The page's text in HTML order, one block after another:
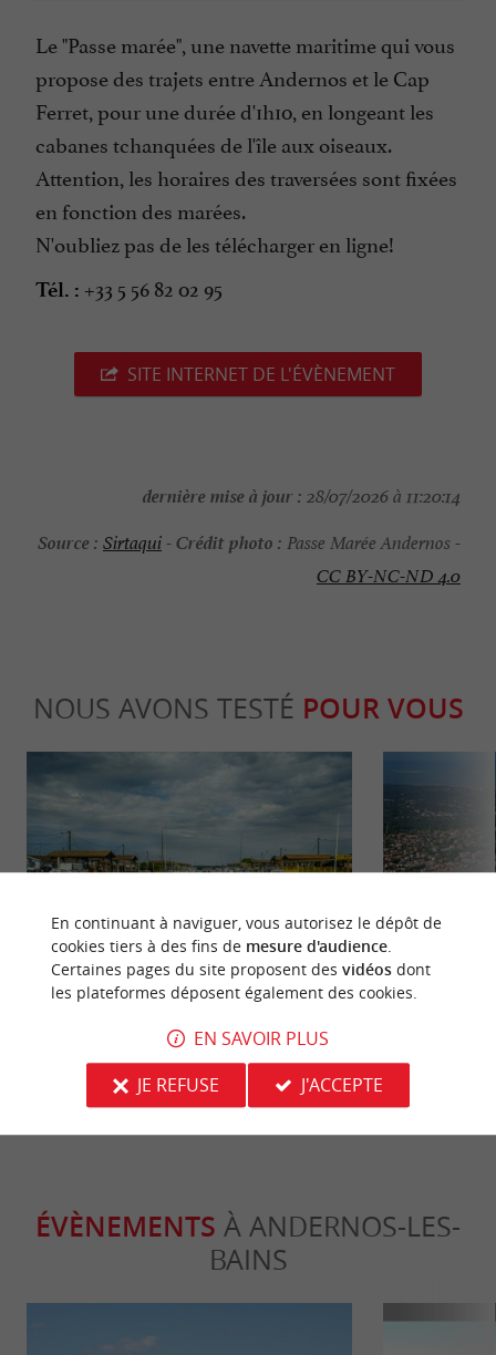
Le "Passe marée", une navette maritime qui vous
propose des trajets entre Andernos et le Cap
Ferret, pour une durée d'1h10, en longeant les
cabanes tchanquées de l'île aux oiseaux.
Attention, les horaires des traversées sont fixées
en fonction des marées.
N'oubliez pas de les télécharger en ligne!
Tél. : +33 5 56 82 02 95
SITE INTERNET DE L'ÉVÈNEMENT
dernière mise à jour : 28/07/2026 à 11:20:14
Source : Sirtaqui-Crédit photo : Passe Marée Andernos -
CC BY-NC-ND 4.0
NOUS AVONS TESTÉ POUR VOUS
Visiter Andernos-les-Bains et ses ports
Incontournable
Top 10 des
ÉVÈNEMENTS À ANDERNOS-LES-
BAINS
En continuant à naviguer, vous autorisez le dépôt de
cookies tiers à des fins de mesure d'audience.
Certaines pages du site proposent des vidéosdont
les plateformes déposent également des cookies.
EN SAVOIR PLUS
JE REFUSE
J'ACCEPTE